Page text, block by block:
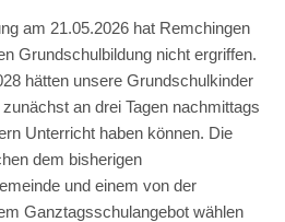
am 21.05.2026 hat Remchingen
Grundschulbildung nicht ergriffen.
hätten unsere Grundschulkinder
an drei Tagen nachmittags
Unterricht haben können. Die
dem bisherigen
und einem von der
Ganztagsschulangebot wählen